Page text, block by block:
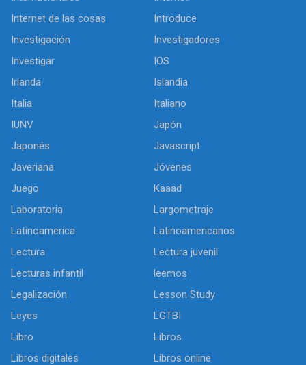
Internet de las cosas
Introduce
Investigación
Investigadores
Investigar
IOS
Irlanda
Islandia
Italia
Italiano
IUNV
Japón
Japonés
Javascript
Javeriana
Jóvenes
Juego
Kaaad
Laboratoria
Largometraje
Latinoamerica
Latinoamericanos
Lectura
Lectura juvenil
Lecturas infantil
leemos
Legalización
Lesson Study
Leyes
LGTBI
Libro
Libros
Libros digitales
Libros online